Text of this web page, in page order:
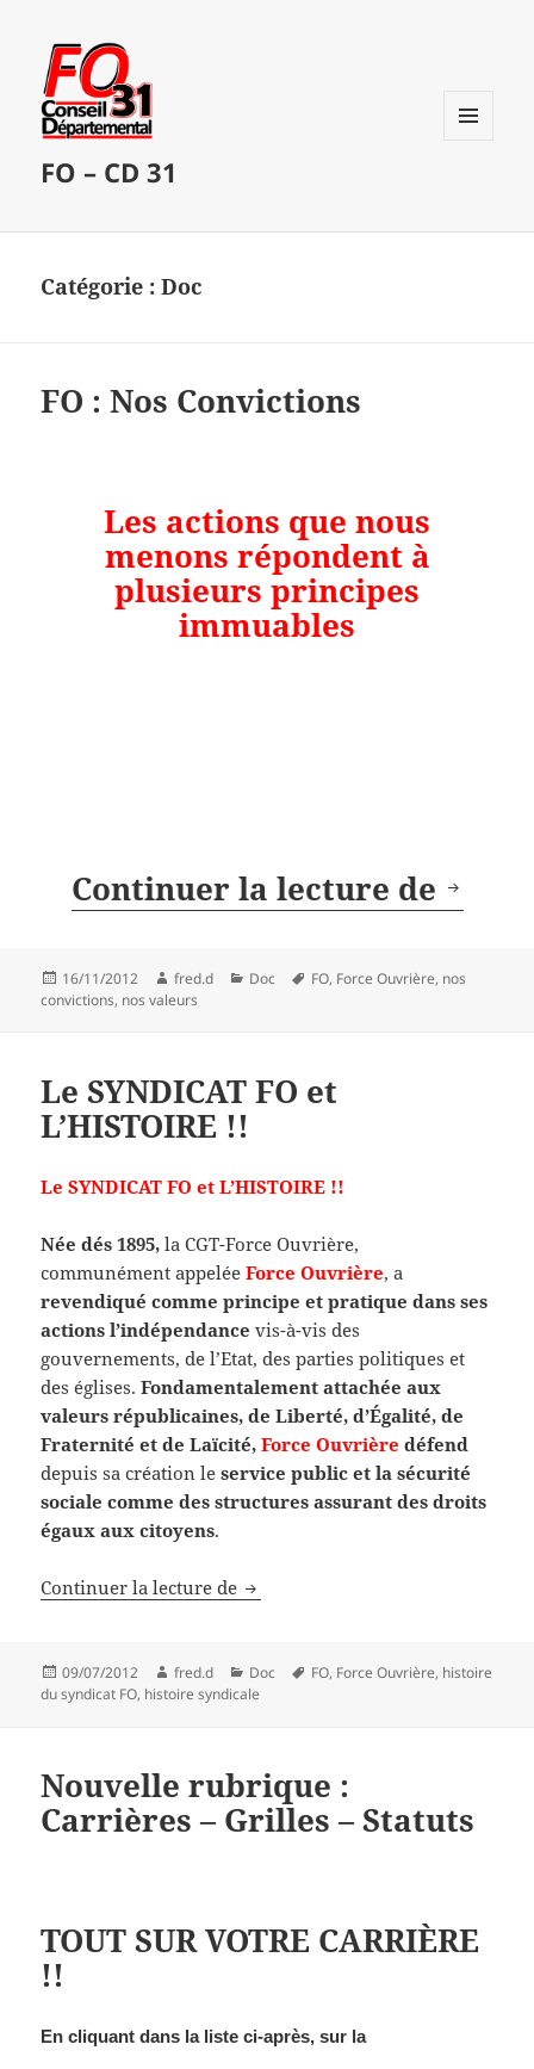
FO – CD 31
Catégorie :Doc
FO : Nos Convictions
Les actions que nous
menons répondent à
plusieurs principes
immuables
Continuer la lecture de FO :
Publié
le
16/11/2012 Auteur
fred.d Catégories
Doc
Mots-
FO, Force Ouvrière, nos
convictions, nos valeurs
Le SYNDICAT FO et
L’HISTOIRE !!
Le SYNDICAT FO et L’HISTOIRE !!
Née dés 1895,la CGT-Force Ouvrière,
communément appelée Force Ouvrière, a
revendiqué comme principe et pratique dans ses
actions l’indépendancevis-à-vis des
gouvernements, de l’Etat, des parties politiques et
des églises. Fondamentalement attachée aux
valeurs républicaines, de Liberté, d’Égalité, de
Fraternité et de Laïcité, Force Ouvrière défend
depuis sa création le service public et la sécurité
sociale comme des structures assurant des droits
égaux aux citoyens.
Continuer la lecture de Le SYNDICAT FO et L’HISTOIRE !!
Publié
le
09/07/2012 Auteur
fred.d Catégories
Doc
Mots-
FO, Force Ouvrière, histoire
du syndicat FO, histoire syndicale
Nouvelle rubrique :
Carrières – Grilles – Statuts
TOUT SUR VOTRE CARRIÈRE
!!
En cliquant dans la liste ci-après, sur la